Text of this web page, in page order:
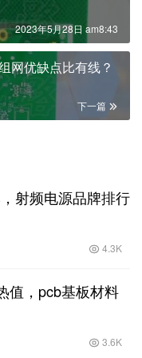
2023年5月28日 am8:43
网优缺点比有线？
下一篇
射频电源品牌排行
4.3K
值，pcb基板材料
3.6K